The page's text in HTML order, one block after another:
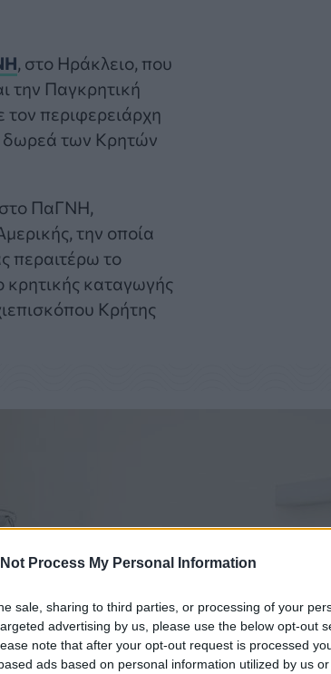
Not Process My Personal Information
sale, sharing to third parties, or processing of your
advertising by us, please use the below opt-out
note that after your opt-out request is processed
ads based on personal information utilized by us
, στο Ηράκλειο, που
την Παγκρητική
περιφερειάρχη
δωρεά των Κρητών
στο ΠαΓΝΗ,
την οποία
περαιτέρω το
κρητικής καταγωγής
Κρήτης